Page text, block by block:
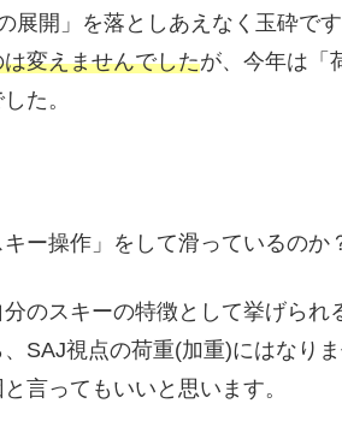
開」を落としあえなく玉砕で
変えませんでしたが、今年は「
た。
ー操作」をして滑っているのか
のスキーの特徴として挙げられ
SAJ視点の荷重(加重)にはなり
言ってもいいと思います。